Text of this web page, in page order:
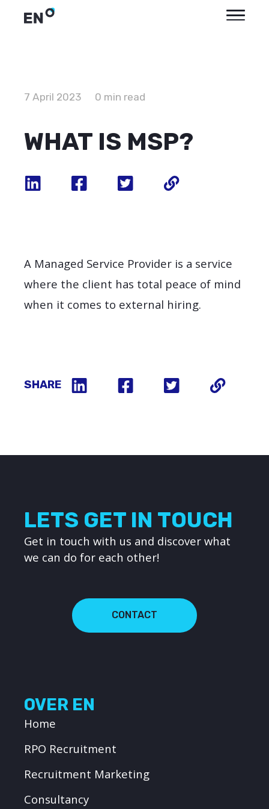
7 April 2023 0 min read
WHAT IS MSP?
A Managed Service Provider is a service
where the client has total peace of mind
when it comes to external hiring.
SHARE
LETS GET IN TOUCH
Get in touch with us and discover what
we can do for each other!
CONTACT
OVER EN
Home
RPO Recruitment
Recruitment Marketing
Consultancy